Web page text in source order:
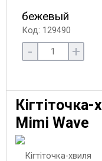
бежевый
Код: 129490
- +
Mimi Wave